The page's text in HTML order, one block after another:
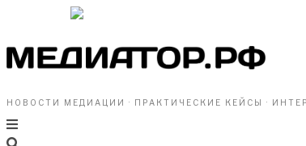
НОВОСТИ МЕДИАЦИИ · ПРАКТИЧЕСКИЕ КЕЙСЫ ·